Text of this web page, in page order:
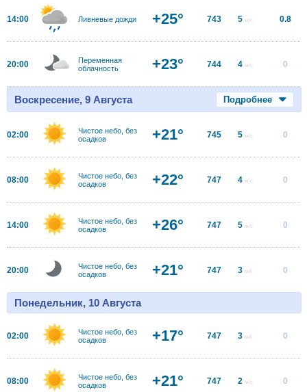
14:00 Ливневые дожди +25° 743 5 м/с 0.8
20:00
Переменная
облачность
+23° 744 4 м/с 0
Воскресение, 9 Августа Подробнее
02:00
Чистое небо, без
осадков
+21° 745 5 м/с 0
08:00
Чистое небо, без
осадков
+22° 747 4 м/с 0
14:00
Чистое небо, без
осадков
+26° 747 5 м/с 0
20:00
Чистое небо, без
осадков
+21° 747 3 м/с 0
Понедельник, 10 Августа
02:00
Чистое небо, без
осадков
+17° 747 3 м/с 0
08:00
Чистое небо, без
осадков
+21° 747 2 м/с 0